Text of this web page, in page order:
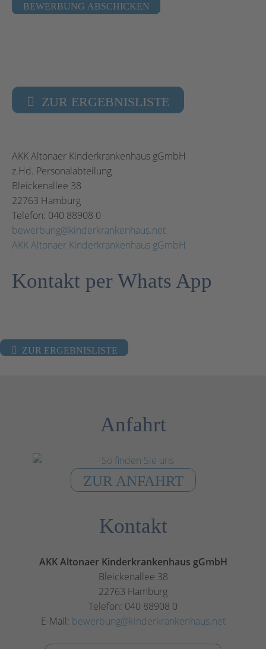
BEWERBUNG ABSCHICKEN
ZUR ERGEBNISLISTE
AKK Altonaer Kinderkrankenhaus gGmbH
z.Hd. Personalabteilung
Bleickenallee 38
22763 Hamburg
Telefon: 040 88908 0
bewerbung@kinderkrankenhaus.net
AKK Altonaer Kinderkrankenhaus gGmbH
Kontakt per Whats App
ZUR ERGEBNISLISTE
Anfahrt
ZUR ANFAHRT
Kontakt
AKK Altonaer Kinderkrankenhaus gGmbH
Bleickenallee 38
22763 Hamburg
Telefon: 040 88908 0
E-Mail: bewerbung@kinderkrankenhaus.net